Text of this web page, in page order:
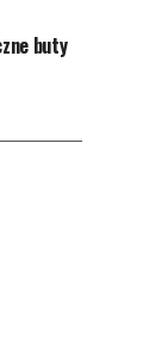
buty